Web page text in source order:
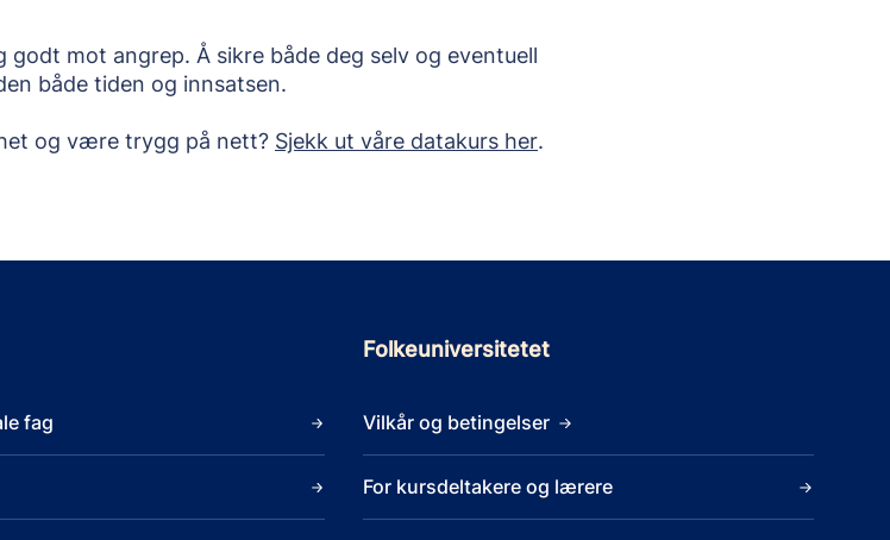
godt mot angrep. Å sikre både deg selv og eventuell
både tiden og innsatsen.
og være trygg på nett? Sjekk ut våre datakurs her.
fag
Folkeuniversitetet
Vilkår og betingelser
For kursdeltakere og lærere